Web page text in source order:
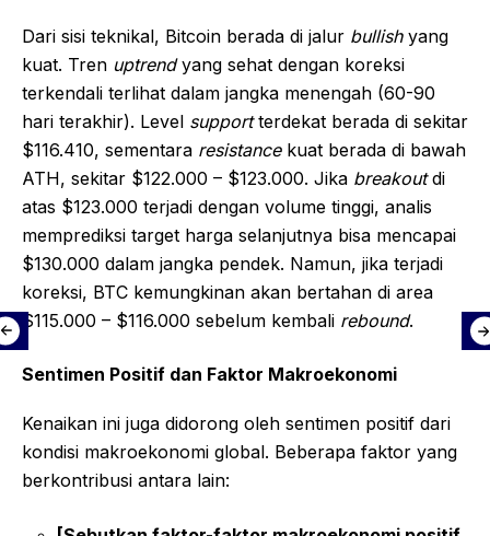
Dari sisi teknikal, Bitcoin berada di jalur bullishyang
kuat. Tren uptrendyang sehat dengan koreksi
terkendali terlihat dalam jangka menengah (60-90
hari terakhir). Level supportterdekat berada di sekitar
$116.410, sementara resistancekuat berada di bawah
ATH, sekitar $122.000 – $123.000. Jika breakoutdi
atas $123.000 terjadi dengan volume tinggi, analis
memprediksi target harga selanjutnya bisa mencapai
$130.000 dalam jangka pendek. Namun, jika terjadi
koreksi, BTC kemungkinan akan bertahan di area
$115.000 – $116.000 sebelum kembali rebound.
Sentimen Positif dan Faktor Makroekonomi
Kenaikan ini juga didorong oleh sentimen positif dari
kondisi makroekonomi global. Beberapa faktor yang
berkontribusi antara lain: